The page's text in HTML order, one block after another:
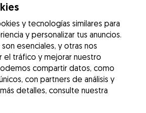
y tecnologías similares para
y personalizar tus anuncios.
esenciales, y otras nos
el tráfico y mejorar nuestro
compartir datos, como
con partners de análisis y
detalles, consulte nuestra